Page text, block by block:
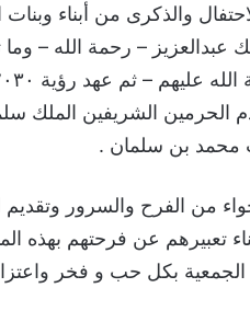
والذكرى من أبناء
عبدالعزيز – رحمة الله –
الحرمين الشريفين الملك
محمد بن سلمان .
من الفرح والسرور وتقديم
تعبيرهم عن فرحتهم بهذه
بكل حب و فخر